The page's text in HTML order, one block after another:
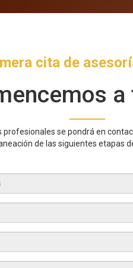
cita de
profesionales se pondrá en
de las siguientes etapas